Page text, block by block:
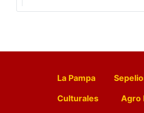
La Pampa
Culturales
Agro